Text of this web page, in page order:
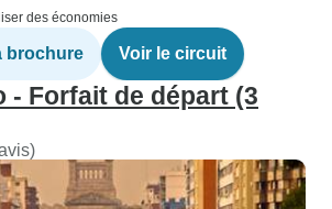
des économies
brochure Voir le circuit
- Forfait de départ (3